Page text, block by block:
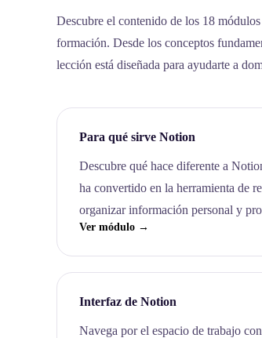
Descubre el contenido de los 18
formación. Desde los conceptos
lección está diseñada para ayudarte a
Para qué sirve Notion
Descubre qué hace diferente a
ha convertido en la herramienta de
organizar información personal y
Ver módulo →
Interfaz de Notion
Navega por el espacio de trabajo